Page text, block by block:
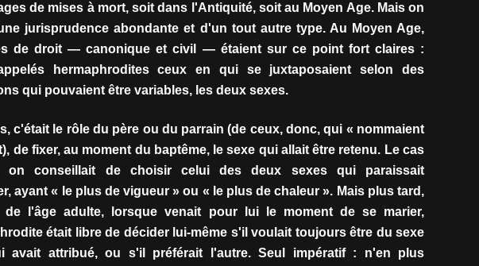
de mises à mort, soit dans l'Antiquité, soit au Moyen Age. Mais on
jurisprudence abondante et d'un tout autre type. Au Moyen Age,
de droit — canonique et civil — étaient sur ce point fort claires :
hermaphrodites ceux en qui se juxtaposaient selon des
qui pouvaient être variables, les deux sexes.
c'était le rôle du père ou du parrain (de ceux, donc, qui « nommaient
de fixer, au moment du baptême, le sexe qui allait être retenu. Le cas
on conseillait de choisir celui des deux sexes qui paraissait
ayant « le plus de vigueur » ou « le plus de chaleur ». Mais plus tard,
de l'âge adulte, lorsque venait pour lui le moment de se marier,
était libre de décider lui-même s'il voulait toujours être du sexe
avait attribué, ou s'il préférait l'autre. Seul impératif : n'en plus